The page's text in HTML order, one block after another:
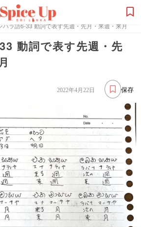
ハラ語6-33 動詞で表す先週・先月・来週・来月
動詞で表す先週・先
保存
2022年4月22日